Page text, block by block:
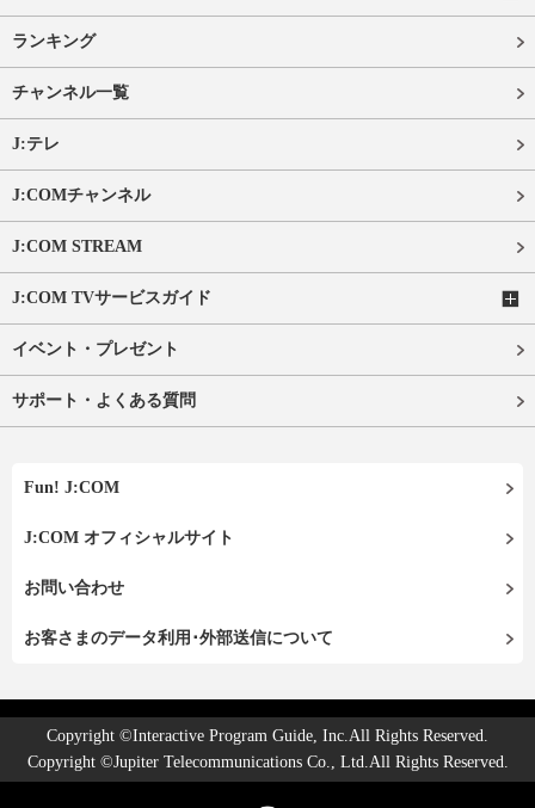
ランキング
チャンネル一覧
J:テレ
J:COMチャンネル
J:COM STREAM
J:COM TVサービスガイド
イベント・プレゼント
サポート・よくある質問
Fun! J:COM
J:COM オフィシャルサイト
お問い合わせ
お客さまのデータ利用･外部送信について
Copyright ©Interactive Program Guide, Inc.All Rights Reserved.
Copyright ©Jupiter Telecommunications Co., Ltd.All Rights Reserved.